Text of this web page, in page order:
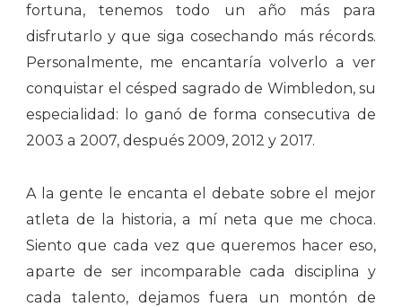
fortuna, tenemos todo un año más para
disfrutarlo y que siga cosechando más récords.
Personalmente, me encantaría volverlo a ver
conquistar el césped sagrado de Wimbledon, su
especialidad: lo ganó de forma consecutiva de
2003 a 2007, después 2009, 2012 y 2017.
A la gente le encanta el debate sobre el mejor
atleta de la historia, a mí neta que me choca.
Siento que cada vez que queremos hacer eso,
aparte de ser incomparable cada disciplina y
cada talento, dejamos fuera un montón de